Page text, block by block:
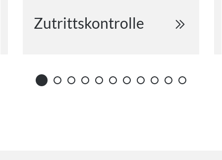
Zutrittskontrolle